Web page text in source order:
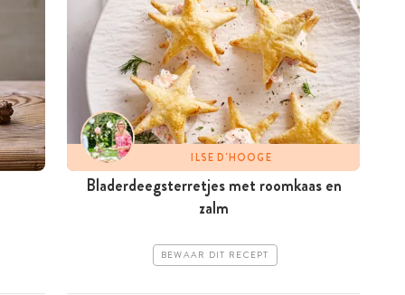
ILSE D'HOOGE
Bladerdeegsterretjes met roomkaas en
zalm
BEWAAR DIT RECEPT